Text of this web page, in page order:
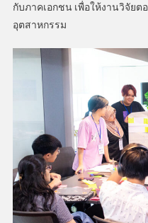
กับภาคเอกชน เพื่อให้งานวิจัย
อุตสาหกรรม